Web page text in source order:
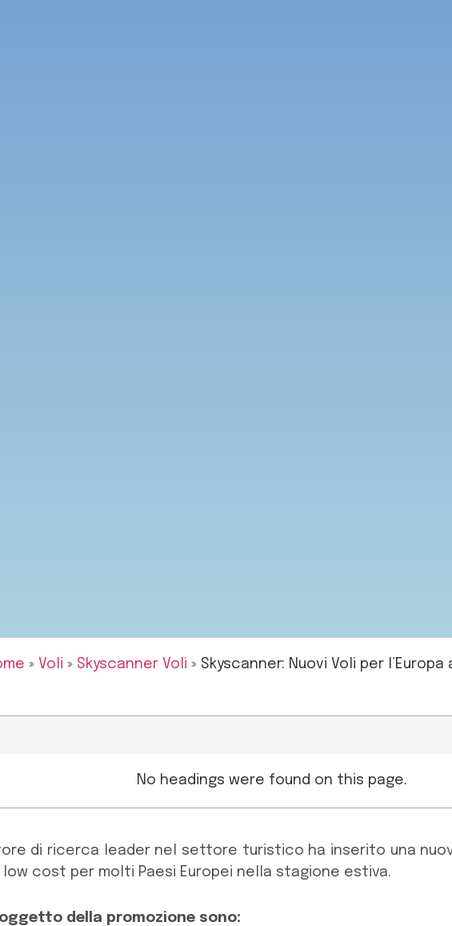
» Voli » Skyscanner Voli » Skyscanner: Nuovi Voli per
No headings were found on this page.
di ricerca leader nel settore turistico ha inserito una
cost per molti Paesi Europei nella stagione estiva.
della promozione sono: